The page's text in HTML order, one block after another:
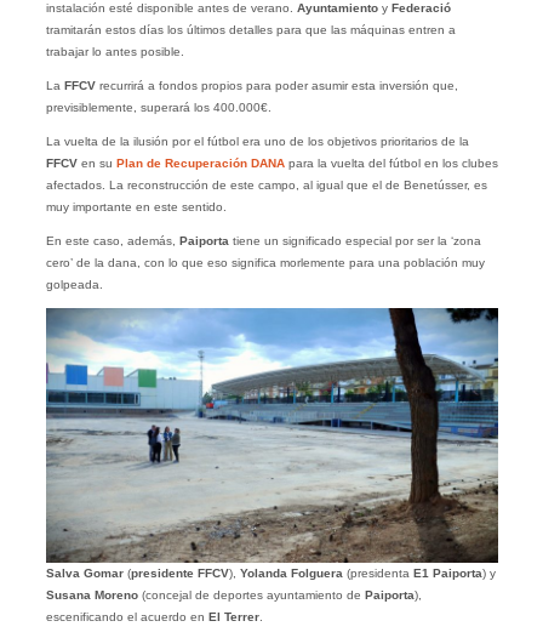
instalación esté disponible antes de verano. Ayuntamientoy Federació
tramitarán estos días los últimos detalles para que las máquinas entren a
trabajar lo antes posible.
La FFCVrecurrirá a fondos propios para poder asumir esta inversión que,
previsiblemente, superará los 400.000€.
La vuelta de la ilusión por el fútbol era uno de los objetivos prioritarios de la
FFCVen su Plan de Recuperación DANA para la vuelta del fútbol en los clubes
afectados. La reconstrucción de este campo, al igual que el de Benetússer, es
muy importante en este sentido.
En este caso, además, Paiportatiene un significado especial por ser la ‘zona
cero’ de la dana, con lo que eso significa morlemente para una población muy
golpeada.
Salva Gomar(presidente FFCV), Yolanda Folguera(presidentaE1 Paiporta) y
Susana Moreno (concejal de deportes ayuntamiento de Paiporta),
escenificando el acuerdo en El Terrer.